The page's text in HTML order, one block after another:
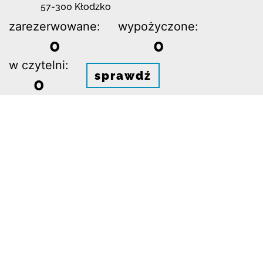
57-300 Kłodzko
zarezerwowane:
0
wypożyczone:
0
w czytelni:
0 sprawdź